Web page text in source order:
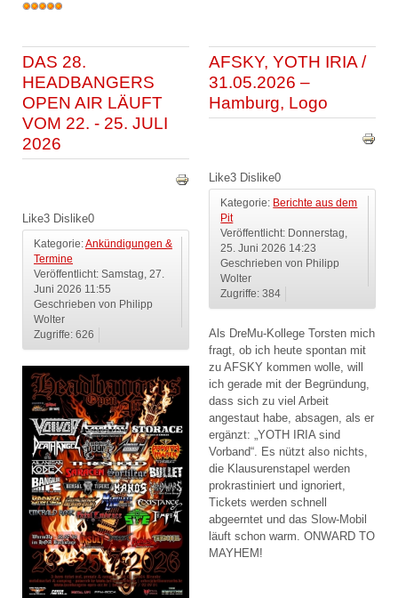
DAS 28.
HEADBANGERS
OPEN AIR LÄUFT
VOM 22. - 25. JULI
2026
Like3 Dislike0
Kategorie:Ankündigungen &
Termine
Veröffentlicht: Samstag, 27.
Juni 2026 11:55
Geschrieben von Philipp
Wolter
Zugriffe: 626
AFSKY, YOTH IRIA /
31.05.2026 –
Hamburg, Logo
Like3 Dislike0
Kategorie: Berichte aus dem
Pit
Veröffentlicht: Donnerstag,
25. Juni 2026 14:23
Geschrieben von Philipp
Wolter
Zugriffe: 384
Als DreMu-Kollege Torsten mich
fragt, ob ich heute spontan mit
zu AFSKY kommen wolle, will
ich gerade mit der Begründung,
dass sich zu viel Arbeit
angestaut habe, absagen, als er
ergänzt: „YOTH IRIA sind
Vorband“. Es nützt also nichts,
die Klausurenstapel werden
prokrastiniert und ignoriert,
Tickets werden schnell
abgeerntet und das Slow-Mobil
läuft schon warm. ONWARD TO
MAYHEM!